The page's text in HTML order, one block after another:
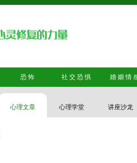
恐怖 社交恐惧 婚姻情
心理文章 心理学堂 讲座沙龙